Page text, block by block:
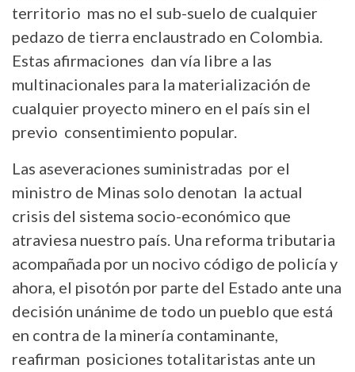
territorio mas no el sub-suelo de cualquier
pedazo de tierra enclaustrado en Colombia.
Estas afirmaciones dan vía libre a las
multinacionales para la materialización de
cualquier proyecto minero en el país sin el
previo consentimiento popular.
Las aseveraciones suministradas por el
ministro de Minas solo denotan la actual
crisis del sistema socio-económico que
atraviesa nuestro país. Una reforma tributaria
acompañada por un nocivo código de policía y
ahora, el pisotón por parte del Estado ante una
decisión unánime de todo un pueblo que está
en contra de la minería contaminante,
reafirman posiciones totalitaristas ante un